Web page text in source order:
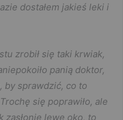
dostałem jakieś leki i
zrobił się taki krwiak,
panią doktor,
by sprawdzić, co to
się poprawiło, ale
zasłonię lewe oko, to